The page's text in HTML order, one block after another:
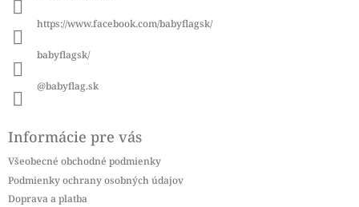
https://www.facebook.com/babyflagsk/
babyflagsk/
@babyflag.sk
Informácie pre vás
Všeobecné obchodné podmienky
Podmienky ochrany osobných údajov
Doprava a platba